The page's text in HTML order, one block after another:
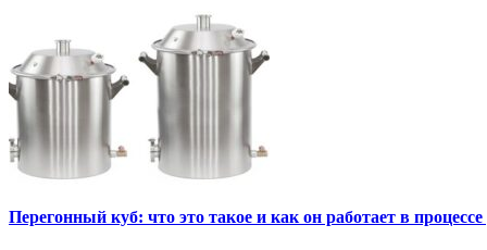
Перегонный куб: что это такое и как он работает в